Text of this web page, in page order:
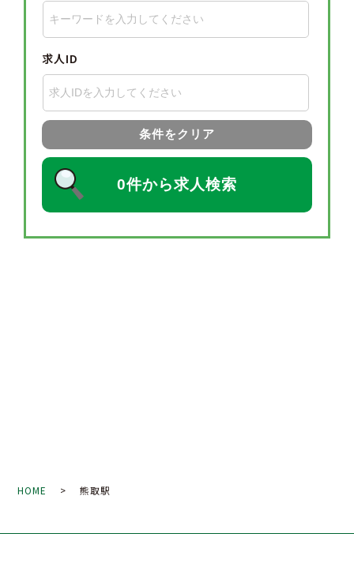
求人ID
条件をクリア
0件から求人検索
HOME > 熊取駅